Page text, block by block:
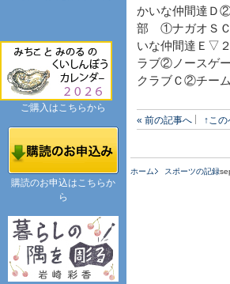
かいな仲間達
部 ①ナガオＳ
いな仲間達Ｅ▽
ラブ②ノースゲ
クラブＣ②チー
« 前の記事へ ↑こ
ホーム スポーツの記録
ご購入はこちらから
購読のお申込はこちらか
ら